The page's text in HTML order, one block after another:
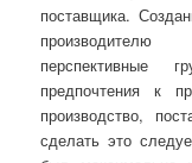
поставщика.
перспективные
предпочтения к
производство,
сделать это